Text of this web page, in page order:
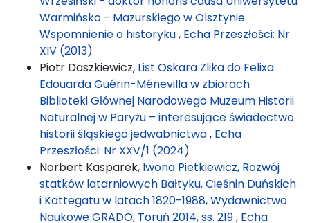
Warmińsko - Mazurskiego w Olsztynie.
Wspomnienie o historyku, Echa Przeszłości: Nr
XIV (2013)
Piotr Daszkiewicz, List Oskara Zlika do Felixa
Edouarda Guérin-Ménevilla w zbiorach
Biblioteki Głównej Narodowego Muzeum Historii
Naturalnej w Paryżu – interesujące świadectwo
historii śląskiego jedwabnictwa, Echa
Przeszłości: Nr XXV/1 (2024)
Norbert Kasparek, Iwona Pietkiewicz, Rozwój
statków latarniowych Bałtyku, Cieśnin Duńskich
i Kattegatu w latach 1820-1988, Wydawnictwo
Naukowe GRADO, Toruń 2014, ss. 219, Echa